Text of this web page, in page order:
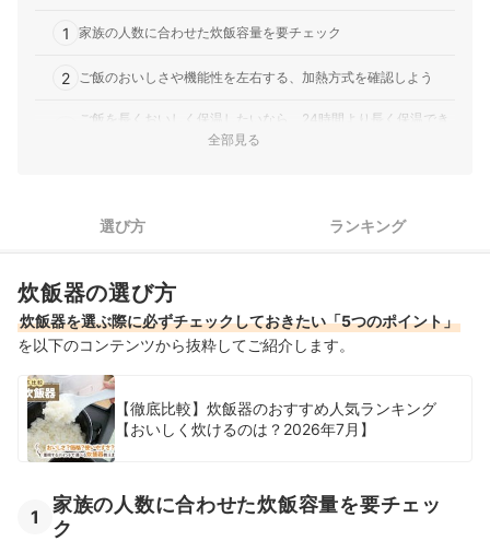
1 家族の人数に合わせた炊飯容量を要チェック
2 ご飯のおいしさや機能性を左右する、加熱方式を確認しよう
ご飯を長くおいしく保温したいなら、24時間より長く保温でき
毎日の使いやすさを考えるなら、お手入れ機能が充実したモデ
ルに注目
1合の炊飯器全22商品おすすめ人気ランキング
1合の炊飯器でお気に入りの商品が見つからなかった人はこちらもチェ
1合の炊飯器の売れ筋ランキングもチェック！
全部見る
選び方 ランキング
炊飯器の選び方
炊飯器を選ぶ際に必ずチェックしておきたい「5つのポイント」
を以下のコンテンツから抜粋してご紹介します。
【徹底比較】炊飯器のおすすめ人気ランキング
【おいしく炊けるのは？2026年7月】
1
家族の人数に合わせた炊飯容量を要チェッ
ク